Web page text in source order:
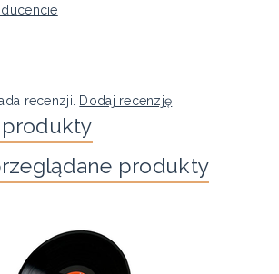
recenzji. Dodaj recenzję
produkty